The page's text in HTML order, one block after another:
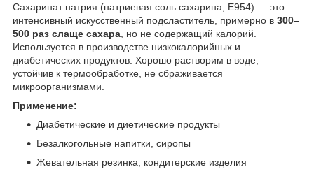
Сахаринат натрия (натриевая соль сахарина, Е954) — это
интенсивный искусственный подсластитель, примерно в 300–
500 раз слаще сахара , но не содержащий калорий.
Используется в производстве низкокалорийных и
диабетических продуктов. Хорошо растворим в воде,
устойчив к термообработке, не сбраживается
микроорганизмами.
Применение:
Диабетические и диетические продукты
Безалкогольные напитки, сиропы
Жевательная резинка, кондитерские изделия